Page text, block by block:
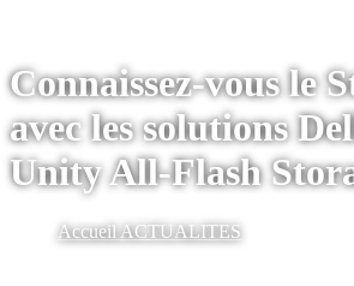
Connaissez-vous le
avec les solutions
Unity All-Flash
AccueilACTUALITES